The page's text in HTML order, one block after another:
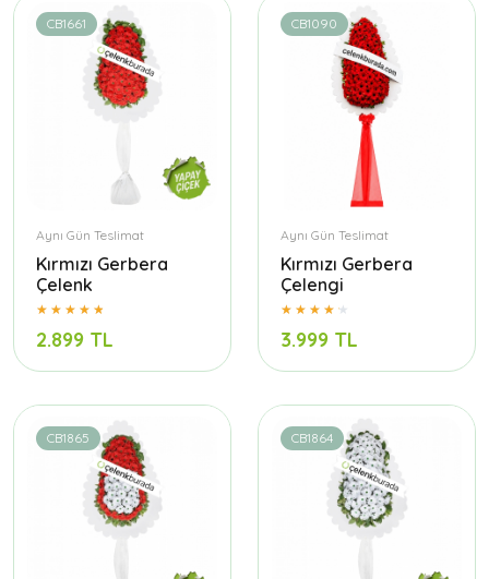
CB1661
Aynı Gün Teslimat
Kırmızı Gerbera
Çelenk
2.899 TL
CB1090
Aynı Gün Teslimat
Kırmızı Gerbera
Çelengi
3.999 TL
CB1865 CB1864